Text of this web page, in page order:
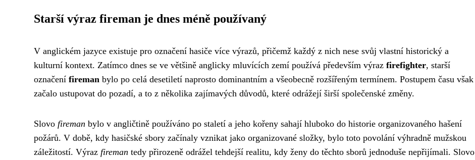
Starší výraz fireman je dnes méně používaný
V anglickém jazyce existuje pro označení hasiče více výrazů, přičemž každý z nich nese svůj vlastní historický a
kulturní kontext. Zatímco dnes se ve většině anglicky mluvících zemí používá především výraz firefighter, starší
označení fireman bylo po celá desetiletí naprosto dominantním a všeobecně rozšířeným termínem. Postupem času však
začalo ustupovat do pozadí, a to z několika zajímavých důvodů, které odrážejí širší společenské změny.
Slovo fireman bylo v angličtině používáno po staletí a jeho kořeny sahají hluboko do historie organizovaného hašení
požárů. V době, kdy hasičské sbory začínaly vznikat jako organizované složky, bylo toto povolání výhradně mužskou
záležitostí. Výraz fireman tedy přirozeně odrážel tehdejší realitu, kdy ženy do těchto sborů jednoduše nepřijímali. Slovo